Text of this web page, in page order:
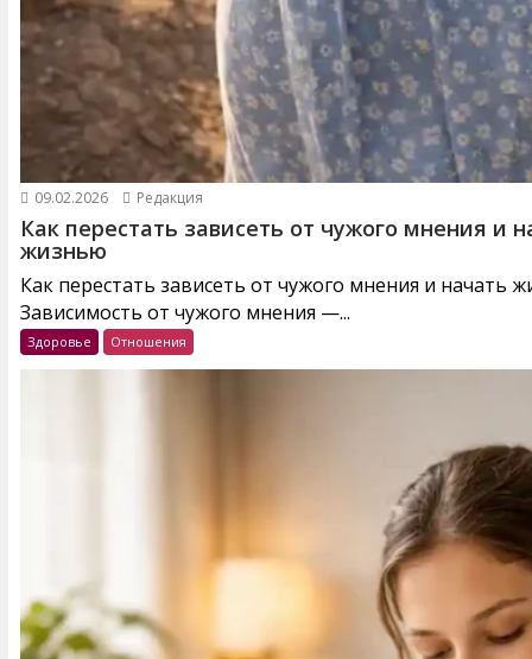
09.02.2026 Редакция
Как перестать зависеть от чужого мнения и
жизнью
Как перестать зависеть от чужого мнения и начать
Зависимость от чужого мнения —...
Здоровье Отношения